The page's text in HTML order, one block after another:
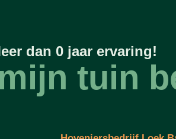
dan 0 jaar ervaring!
tuin